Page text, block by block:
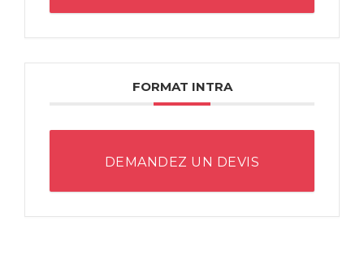
FORMAT INTRA
DEMANDEZ UN DEVIS